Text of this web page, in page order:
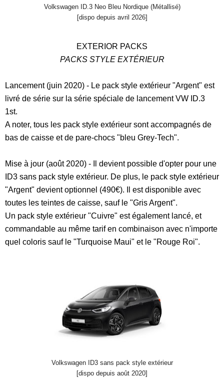
Volkswagen ID.3 Neo Bleu Nordique (Métallisé)
[dispo depuis avril 2026]
EXTERIOR PACKS
PACKS STYLE EXTÉRIEUR
Lancement (juin 2020) - Le pack style extérieur "Argent" est
livré de série sur la série spéciale de lancement VW ID.3
1st.
A noter, tous les pack style extérieur sont accompagnés de
bas de caisse et de pare-chocs "bleu Grey-Tech".
Mise à jour (août 2020) - Il devient possible d'opter pour une
ID3 sans pack style extérieur. De plus, le pack style extérieur
"Argent" devient optionnel (490€). Il est disponible avec
toutes les teintes de caisse, sauf le "Gris Argent".
Un pack style extérieur "Cuivre" est également lancé, et
commandable au même tarif en combinaison avec n'importe
quel coloris sauf le "Turquoise Maui" et le "Rouge Roi".
Volkswagen ID3 sans pack style extérieur
[dispo depuis août 2020]